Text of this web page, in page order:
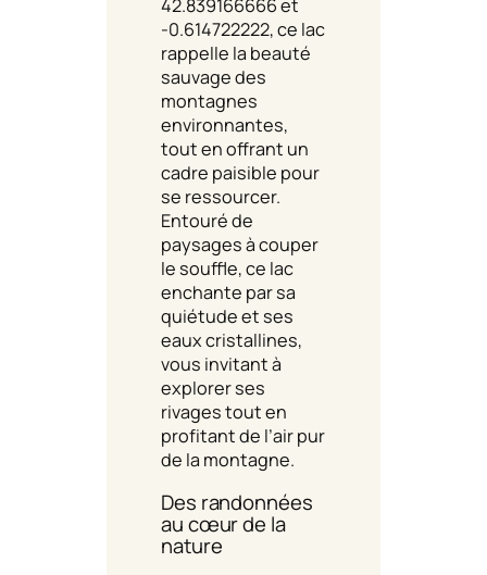
42.839166666 et
-0.614722222, ce lac
rappelle la beauté
sauvage des
montagnes
environnantes,
tout en offrant un
cadre paisible pour
se ressourcer.
Entouré de
paysages à couper
le souffle, ce lac
enchante par sa
quiétude et ses
eaux cristallines,
vous invitant à
explorer ses
rivages tout en
profitant de l’air pur
de la montagne.
Des randonnées
au cœur de la
nature